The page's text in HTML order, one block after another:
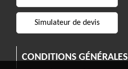
Simulateur de devis
CONDITIONS GÉNÉRALES